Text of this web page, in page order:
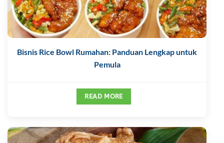
Bisnis Rice Bowl Rumahan: Panduan Lengkap untuk
Pemula
READ MORE